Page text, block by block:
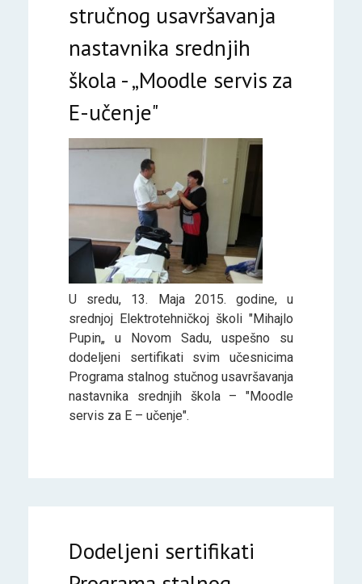
stručnog usavršavanja
nastavnika srednjih
škola - „Moodle servis za
E-učenje"
U sredu, 13. Maja 2015. godine, u
srednjoj Elektrotehničkoj školi "Mihajlo
Pupin„ u Novom Sadu, uspešno su
dodeljeni sertifikati svim učesnicima
Programa stalnog stučnog usavršavanja
nastavnika srednjih škola – "Moodle
servis za E – učenje".
Dodeljeni sertifikati